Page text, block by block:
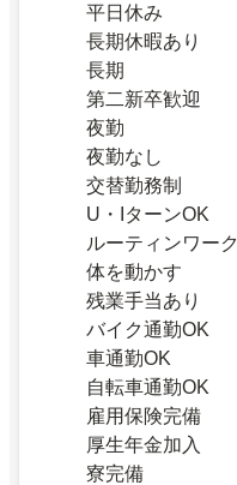
平日休み
長期休暇あり
長期
第二新卒歓迎
夜勤
夜勤なし
交替勤務制
U・IターンOK
ルーティンワーク
体を動かす
残業手当あり
バイク通勤OK
車通勤OK
自転車通勤OK
雇用保険完備
厚生年金加入
寮完備